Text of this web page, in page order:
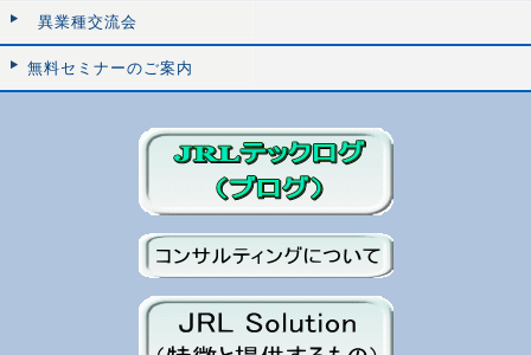
異業種交流会
無料セミナーのご案内